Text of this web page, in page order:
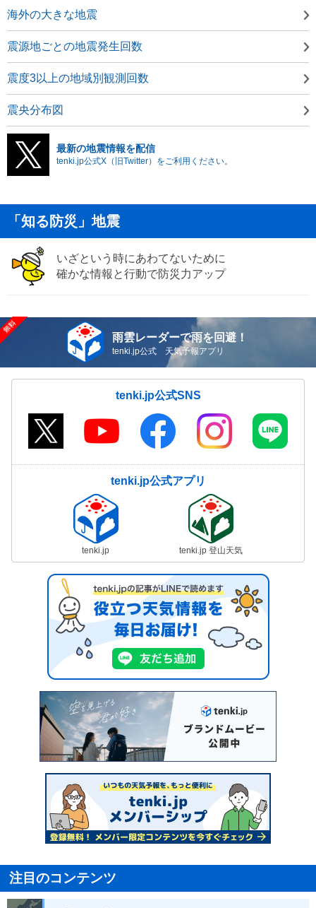
海外の大きな地震
震源地ごとの地震発生回数
震度3以上の地域別観測回数
震央分布図
最新の地震情報を配信
tenki.jp公式X（旧Twitter）をご利用ください。
「知る防災」地震
いざという時にあわてないために
確かな情報と行動で防災力アップ
雨雲レーダーで雨を回避！
tenki.jp公式 天気予報アプリ
tenki.jp公式SNS
tenki.jp公式アプリ
tenki.jp tenki.jp 登山天気
注目のコンテンツ